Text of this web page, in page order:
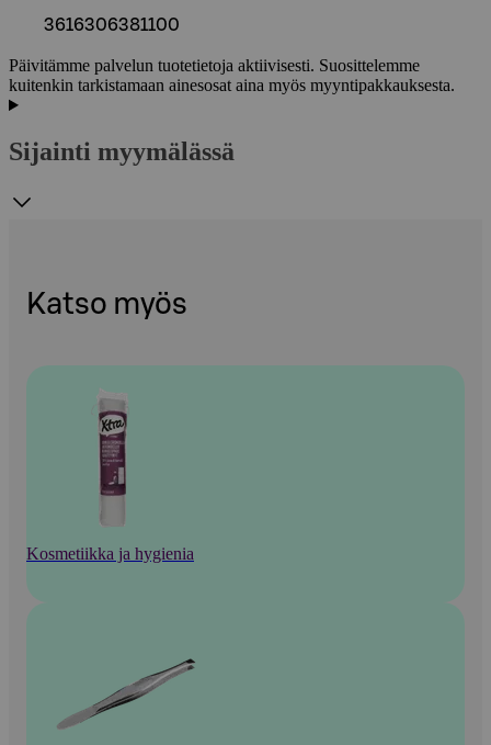
3616306381100
Päivitämme palvelun tuotetietoja aktiivisesti. Suosittelemme
kuitenkin tarkistamaan ainesosat aina myös myyntipakkauksesta.
Sijainti myymälässä
Katso myös
Kosmetiikka ja hygienia